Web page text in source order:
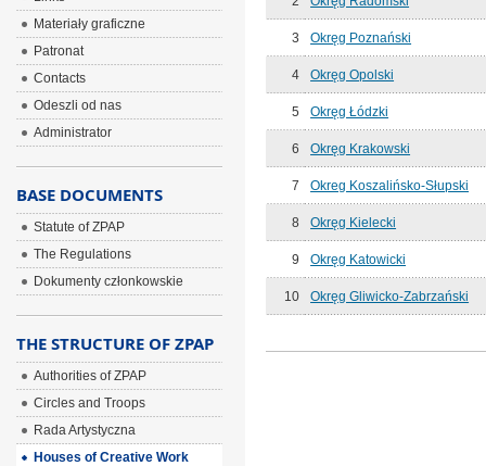
3 Okręg Poznański
4 Okręg Opolski
5 Okręg Łódzki
6 Okręg Krakowski
7 Okreg Koszalińsko-Słupski
8 Okręg Kielecki
9 Okręg Katowicki
10 Okręg Gliwicko-Zabrzański
Materiały graficzne
Patronat
Contacts
Odeszli od nas
Administrator
BASE DOCUMENTS
Statute of ZPAP
The Regulations
Dokumenty członkowskie
THE STRUCTURE OF ZPAP
Authorities of ZPAP
Circles and Troops
Rada Artystyczna
Houses of Creative Work